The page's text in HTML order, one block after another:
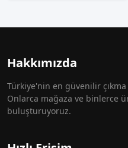
Hakkımızda
Türkiye'nin en güvenilir
Onlarca mağaza ve binlerce
buluşturuyoruz.